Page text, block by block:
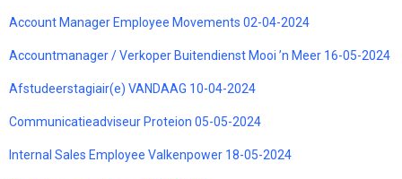
Account Manager Employee Movements 02-04-2024
Accountmanager / Verkoper Buitendienst Mooi ’n Meer 16-05-2024
Afstudeerstagiair(e) VANDAAG 10-04-2024
Communicatieadviseur Proteion 05-05-2024
Internal Sales Employee Valkenpower 18-05-2024